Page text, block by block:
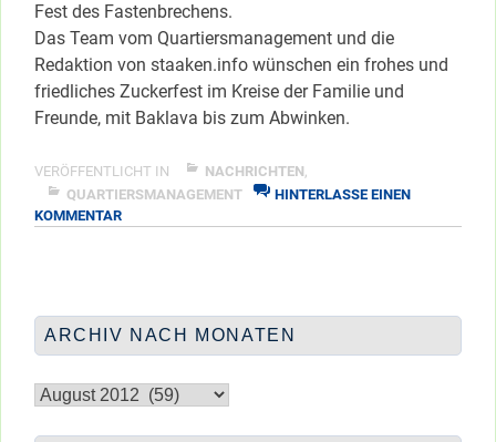
Fest des Fastenbrechens.
Das Team vom Quartiersmanagement und die
Redaktion von staaken.info wünschen ein frohes und
friedliches Zuckerfest im Kreise der Familie und
Freunde, mit Baklava bis zum Abwinken.
VERÖFFENTLICHT IN NACHRICHTEN,
QUARTIERSMANAGEMENT
HINTERLASSE EINEN
KOMMENTARZU
ARCHIV NACH MONATEN
nach